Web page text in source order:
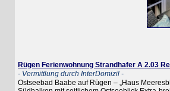
Rügen Ferienwohnung Strandhafer A 2.03 Ref.
- Vermittlung durch InterDomizil -
Ostseebad Baabe auf Rügen – „Haus